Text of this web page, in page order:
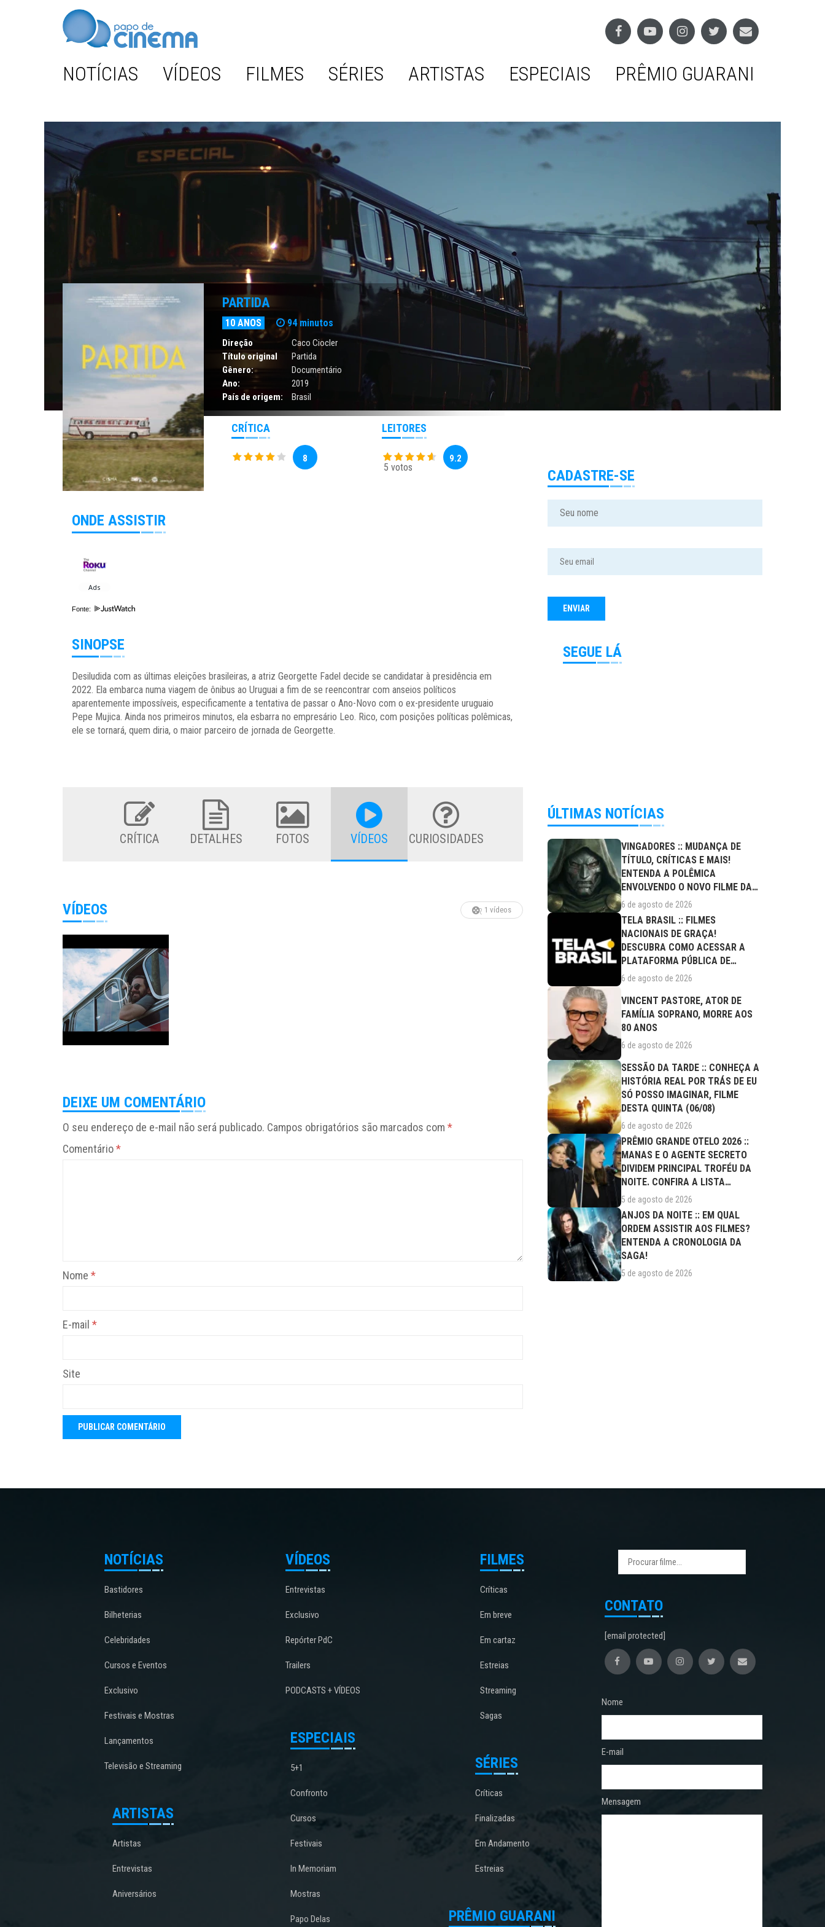
NOTÍCIAS VÍDEOS FILMES SÉRIES ARTISTAS ESPECIAIS PRÊMIO GUARANI
PARTIDA
10 ANOS 94 minutos
Direção
Caco Ciocler
Título original
Partida
Gênero:
Documentário
Ano:
2019
País de origem:
Brasil
CRÍTICA
8
LEITORES
5 votos
9.2
ONDE ASSISTIR
Fonte:
SINOPSE
Desiludida com as últimas eleições brasileiras, a atriz Georgette Fadel decide se candidatar à presidência em
2022. Ela embarca numa viagem de ônibus ao Uruguai a fim de se reencontrar com anseios políticos
aparentemente impossíveis, especificamente a tentativa de passar o Ano-Novo com o ex-presidente uruguaio
Pepe Mujica. Ainda nos primeiros minutos, ela esbarra no empresário Leo. Rico, com posições políticas polêmicas,
ele se tornará, quem diria, o maior parceiro de jornada de Georgette.
CRÍTICA DETALHES FOTOS VÍDEOS CURIOSIDADES
VÍDEOS 1 vídeos
DEIXE UM COMENTÁRIO
O seu endereço de e-mail não será publicado. Campos obrigatórios são marcados com *
Comentário*
Nome *
E-mail *
Site
CADASTRE-SE
SEGUE LÁ
ÚLTIMAS NOTÍCIAS
VINGADORES :: MUDANÇA DE
TÍTULO, CRÍTICAS E MAIS!
ENTENDA A POLÊMICA
ENVOLVENDO O NOVO FILME DA
MARVEL
6 de agosto de 2026
TELA BRASIL :: FILMES
NACIONAIS DE GRAÇA!
DESCUBRA COMO ACESSAR A
PLATAFORMA PÚBLICA DE
STREAMING
6 de agosto de 2026
VINCENT PASTORE, ATOR DE
FAMÍLIA SOPRANO, MORRE AOS
80 ANOS
6 de agosto de 2026
SESSÃO DA TARDE :: CONHEÇA A
HISTÓRIA REAL POR TRÁS DE EU
SÓ POSSO IMAGINAR, FILME
DESTA QUINTA (06/08)
6 de agosto de 2026
PRÊMIO GRANDE OTELO 2026 ::
MANAS E O AGENTE SECRETO
DIVIDEM PRINCIPAL TROFÉU DA
NOITE. CONFIRA A LISTA
COMPLETA DE...
5 de agosto de 2026
ANJOS DA NOITE :: EM QUAL
ORDEM ASSISTIR AOS FILMES?
ENTENDA A CRONOLOGIA DA
SAGA!
5 de agosto de 2026
NOTÍCIAS
Bastidores
Bilheterias
Celebridades
Cursos e Eventos
Exclusivo
Festivais e Mostras
Lançamentos
Televisão e Streaming
ARTISTAS
Artistas
Entrevistas
Aniversários
VÍDEOS
Entrevistas
Exclusivo
Repórter PdC
Trailers
PODCASTS + VÍDEOS
ESPECIAIS
5+1
Confronto
Cursos
Festivais
In Memoriam
Mostras
Papo Delas
FILMES
Críticas
Em breve
Em cartaz
Estreias
Streaming
Sagas
SÉRIES
Críticas
Finalizadas
Em Andamento
Estreias
PRÊMIO GUARANI
CONTATO
[email protected]
Nome
E-mail
Mensagem